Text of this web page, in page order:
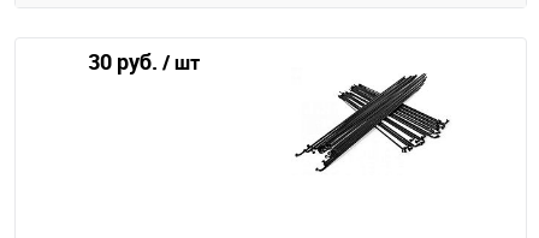
30 руб. / шт